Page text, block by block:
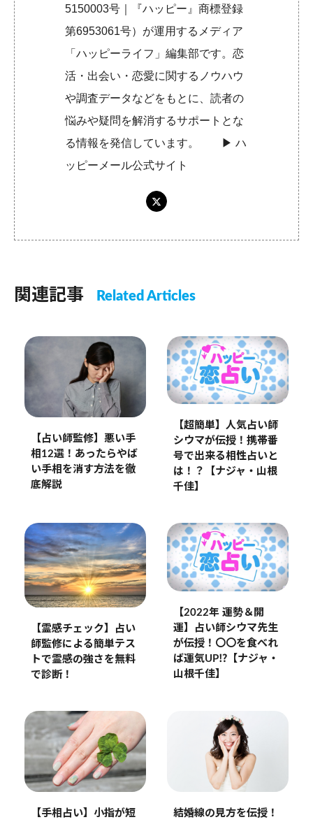
5150003号｜『ハッピー』商標登録
第6953061号）が運用するメディア
「ハッピーライフ」編集部です。恋
活・出会い・恋愛に関するノウハウ
や調査データなどをもとに、読者の
悩みや疑問を解消するサポートとな
る情報を発信しています。 ▶︎ハ
ッピーメール公式サイト
関連記事 Related Articles
【占い師監修】悪い手
相12選！あったらやば
い手相を消す方法を徹
底解説
【超簡単】人気占い師
シウマが伝授！携帯番
号で出来る相性占いと
は！？【ナジャ・山根
千佳】
【霊感チェック】占い
師監修による簡単テス
トで霊感の強さを無料
で診断！
【2022年 運勢＆開
運】占い師シウマ先生
が伝授！〇〇を食べれ
ば運気UP⁉️【ナジャ・
山根千佳】
【手相占い】小指が短
結婚線の見方を伝授！